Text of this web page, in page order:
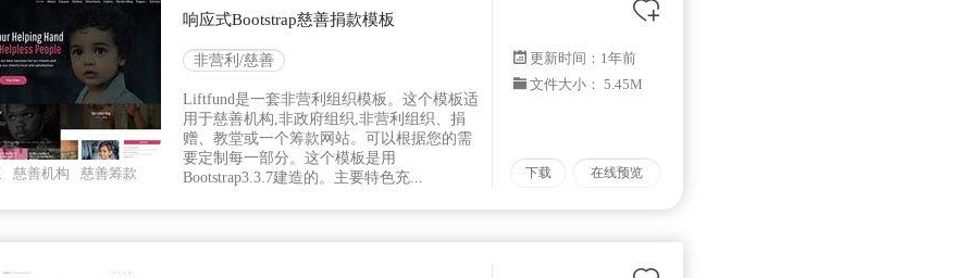
慈善机构 慈善筹款
响应式Bootstrap慈善捐款模板
非营利/慈善
Liftfund是一套非营利组织模板。这个模板适
用于慈善机构,非政府组织,非营利组织、捐
赠、教堂或一个筹款网站。可以根据您的需
要定制每一部分。这个模板是用
Bootstrap3.3.7建造的。主要特色充...
更新时间： 1年前
文件大小： 5.45M
下载 在线预览